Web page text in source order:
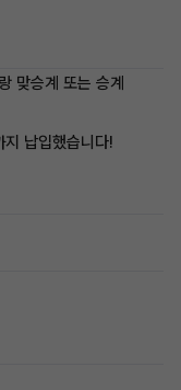
맞승계 또는 승계
납입했습니다!